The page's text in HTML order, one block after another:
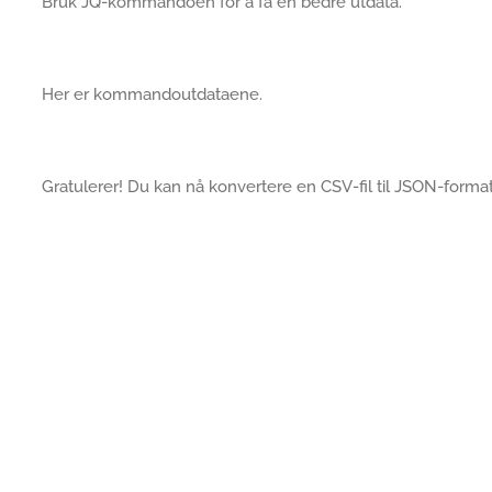
Her er kommandoutdataene.
Gratulerer! Du kan nå konvertere en CSV-fil til JSON-